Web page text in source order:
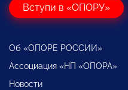
Вступи в «ОПОРУ»
Об «ОПОРЕ РОССИИ»
Ассоциация «НП «ОПОРА»
Новости